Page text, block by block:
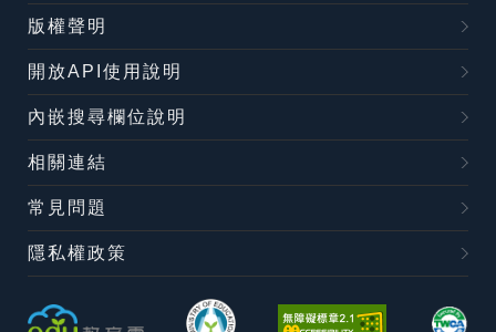
版權聲明
開放API使用說明
內嵌搜尋欄位說明
相關連結
常見問題
隱私權政策